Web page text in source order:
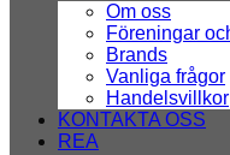
Om oss
Föreningar
Brands
Vanliga frågor
Handelsvillkor
KONTAKTA OSS
REA